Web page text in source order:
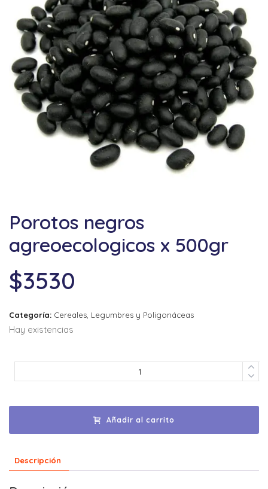
Porotos negros
agreoecologicos x 500gr
$3530
Categoría: Cereales, Legumbres y Poligonáceas
Hay existencias
Añadir al carrito
Descripción